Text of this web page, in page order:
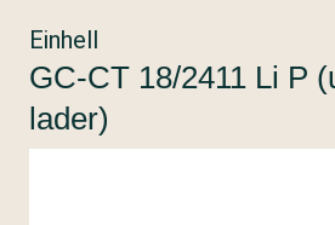
Einhell
GC-CT 18/2411 Li P
lader)